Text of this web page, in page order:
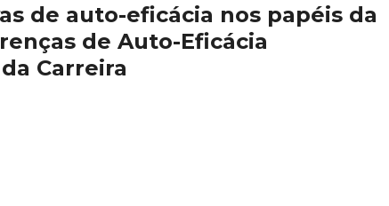
de auto-eficácia nos papéis da
de Auto-Eficácia
Carreira